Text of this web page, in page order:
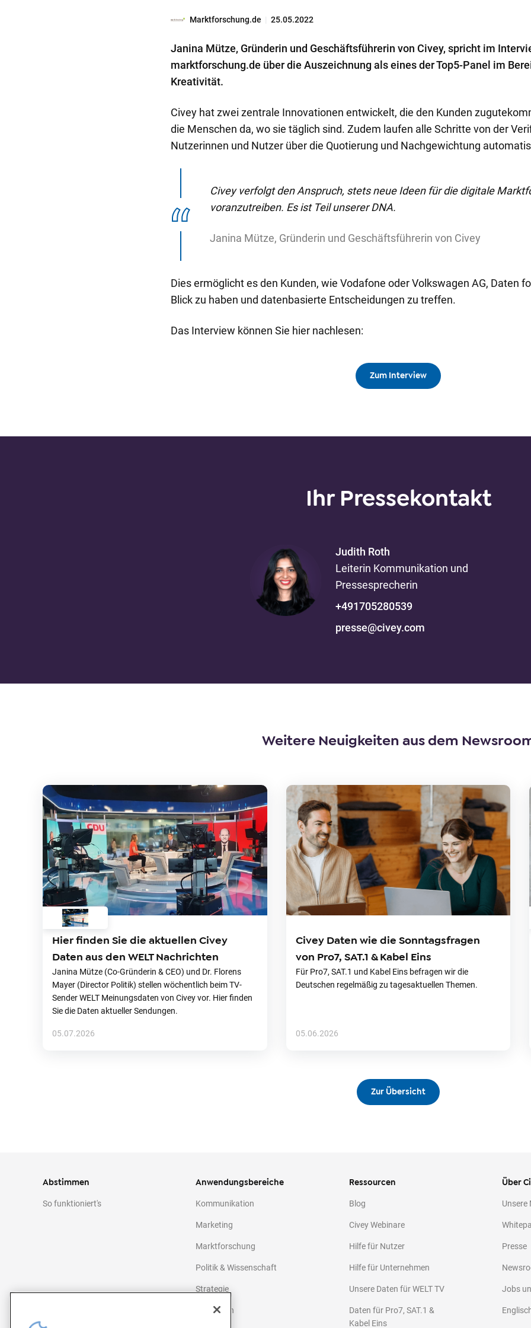
Marktforschung.de 25.05.2022
Janina Mütze, Gründerin und Geschäftsführerin von Civey, spricht im
marktforschung.de über die Auszeichnung als eines der Top5-Panel im
Kreativität.
Civey hat zwei zentrale Innovationen entwickelt, die den Kunden
die Menschen da, wo sie täglich sind. Zudem laufen alle Schritte von der
Nutzerinnen und Nutzer über die Quotierung und Nachgewichtung
Civey verfolgt den Anspruch, stets neue Ideen für die digitale
voranzutreiben. Es ist Teil unserer DNA.
Janina Mütze, Gründerin und Geschäftsführerin von Civey
Dies ermöglicht es den Kunden, wie Vodafone oder Volkswagen AG, Daten
Blick zu haben und datenbasierte Entscheidungen zu treffen.
Das Interview können Sie hier nachlesen:
Zum Interview
Ihr Pressekontakt
Judith Roth
Leiterin Kommunikation und
Pressesprecherin
+491705280539
presse@civey.com
Weitere Neuigkeiten aus dem
Hier finden Sie die aktuellen Civey
Daten aus den WELT Nachrichten
Janina Mütze (Co-Gründerin & CEO) und Dr. Florens
Mayer (Director Politik) stellen wöchentlich beim TV-
Sender WELT Meinungsdaten von Civey vor. Hier finden
Sie die Daten aktueller Sendungen.
05.07.2026
Civey Daten wie die Sonntagsfragen
von Pro7, SAT.1 & Kabel Eins
Für Pro7, SAT.1 und Kabel Eins befragen wir die
Deutschen regelmäßig zu tagesaktuellen Themen.
05.06.2026
Zur Übersicht
Abstimmen
So funktioniert's
Anwendungsbereiche
Kommunikation
Marketing
Marktforschung
Politik & Wissenschaft
Strategie
Agenturen
Ressourcen
Blog
Civey Webinare
Hilfe für Nutzer
Hilfe für Unternehmen
Unsere Daten für WELT TV
Daten für Pro7, SAT.1 &
Kabel Eins
Über
Unsere
Presse
Jobs